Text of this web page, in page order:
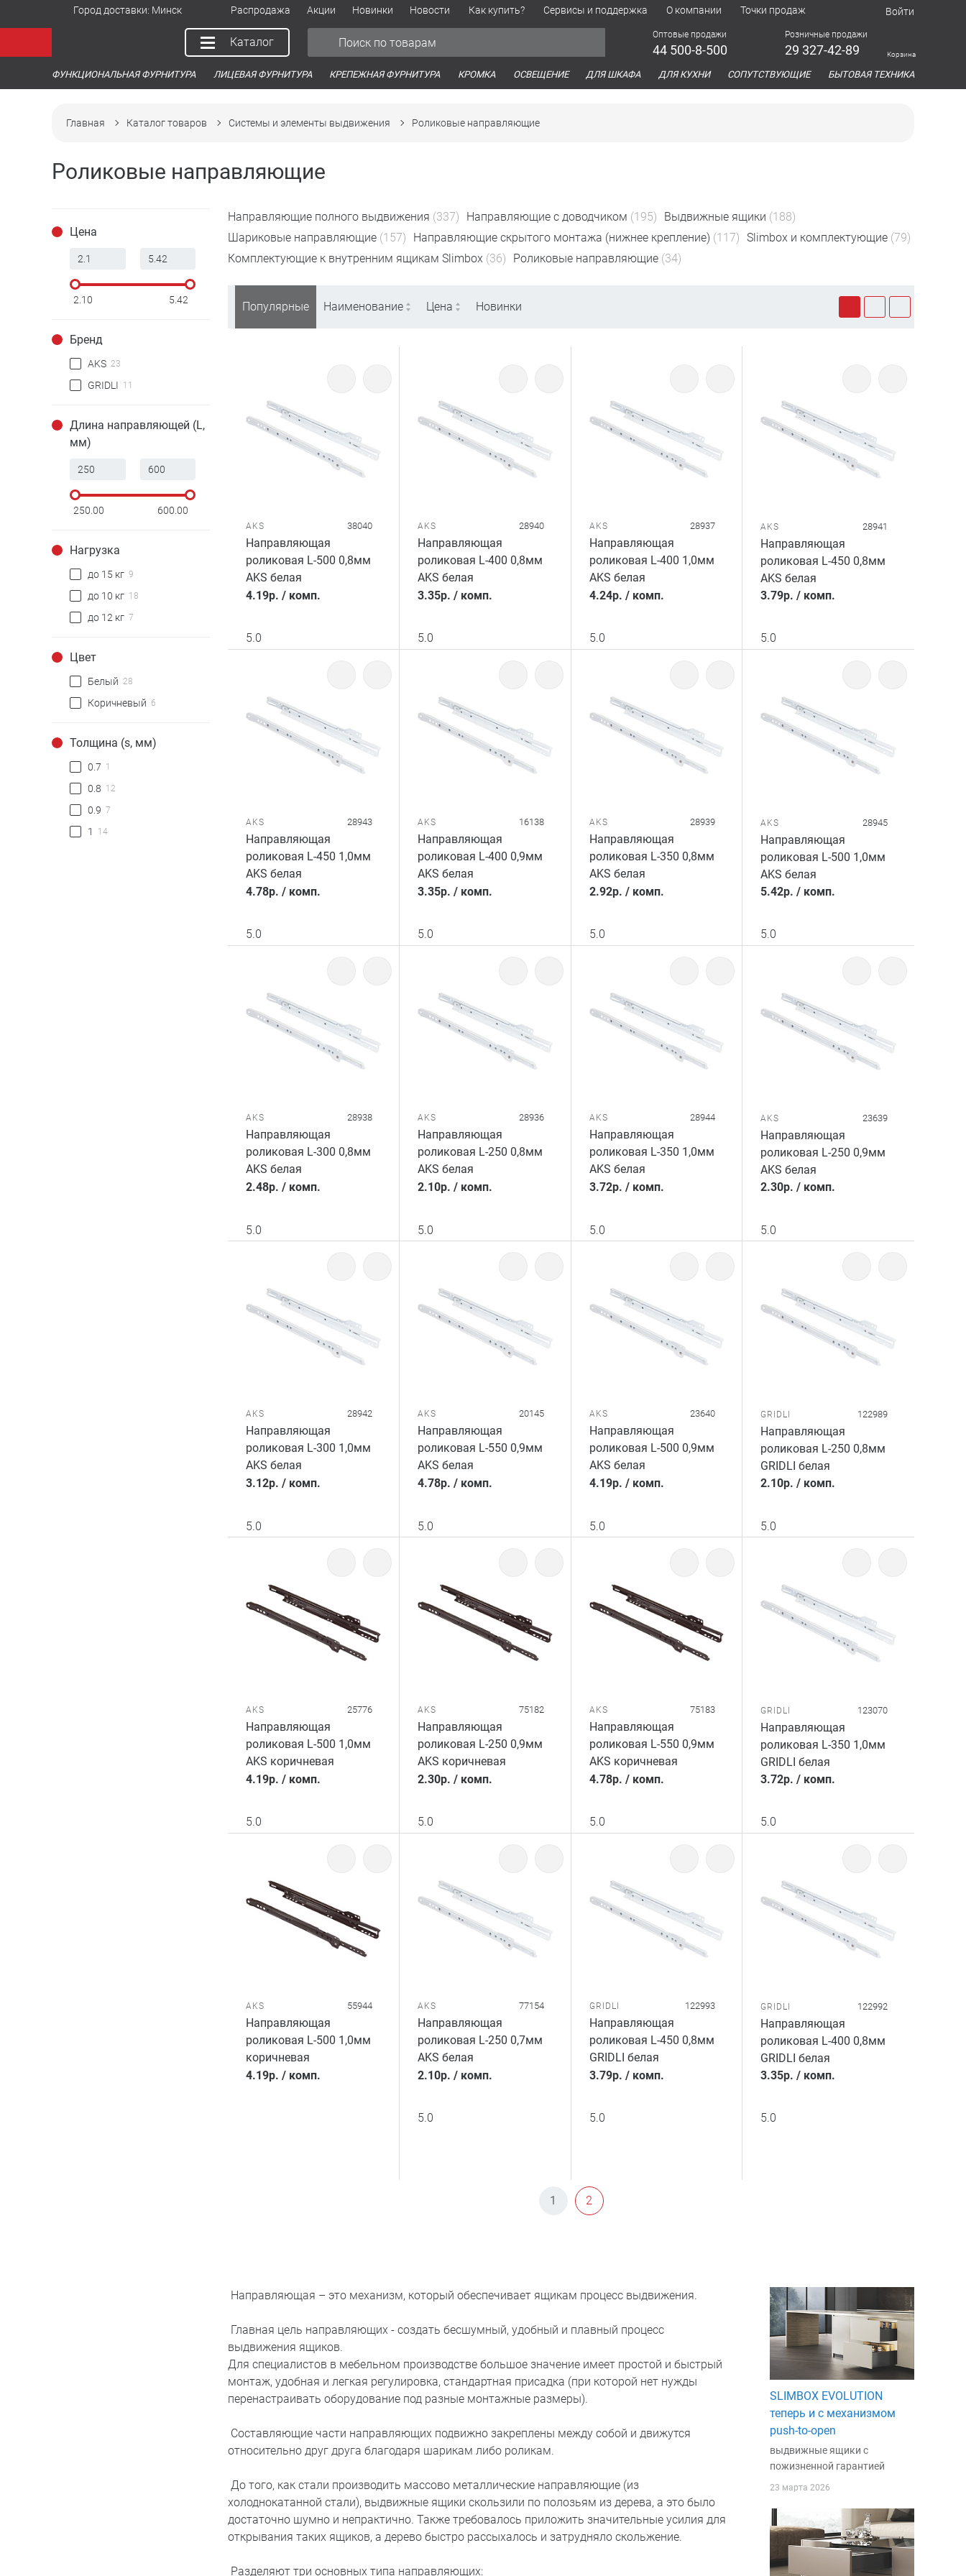
Город доставки: Минск Распродажа Акции Новинки Новости Как купить? Сервисы и поддержка О компании Точки продаж Войти
Каталог
Оптовые продажи
44 500-8-500
Розничные продажи
29 327-42-89 Корзина
ФУНКЦИОНАЛЬНАЯ ФУРНИТУРА ЛИЦЕВАЯ ФУРНИТУРА КРЕПЕЖНАЯ ФУРНИТУРА КРОМКА ОСВЕЩЕНИЕ ДЛЯ ШКАФА ДЛЯ КУХНИ СОПУТСТВУЮЩИЕ БЫТОВАЯ ТЕХНИКА
Главная Каталог товаров Системы и элементы выдвижения Роликовые направляющие
Роликовые направляющие
Цена
2.10 5.42
Бренд
AKS 23
GRIDLI 11
Длина направляющей (L,
мм)
250.00 600.00
Нагрузка
до 15 кг 9
до 10 кг 18
до 12 кг 7
Цвет
Белый 28
Коричневый 6
Толщина (s, мм)
0.7 1
0.8 12
0.9 7
1 14
Направляющие полного выдвижения (337) Направляющие с доводчиком (195) Выдвижные ящики (188)
Шариковые направляющие (157) Направляющие скрытого монтажа (нижнее крепление) (117) Slimbox и комплектующие (79)
Комплектующие к внутренним ящикам Slimbox (36) Роликовые направляющие (34)
Популярные Наименование Цена Новинки
AKS 38040
Направляющая
роликовая L-500 0,8мм
AKS белая
4.19р. / комп.
5.0
AKS 28940
Направляющая
роликовая L-400 0,8мм
AKS белая
3.35р. / комп.
5.0
AKS 28937
Направляющая
роликовая L-400 1,0мм
AKS белая
4.24р. / комп.
5.0
AKS 28941
Направляющая
роликовая L-450 0,8мм
AKS белая
3.79р. / комп.
5.0
AKS 28943
Направляющая
роликовая L-450 1,0мм
AKS белая
4.78р. / комп.
5.0
AKS 16138
Направляющая
роликовая L-400 0,9мм
AKS белая
3.35р. / комп.
5.0
AKS 28939
Направляющая
роликовая L-350 0,8мм
AKS белая
2.92р. / комп.
5.0
AKS 28945
Направляющая
роликовая L-500 1,0мм
AKS белая
5.42р. / комп.
5.0
AKS 28938
Направляющая
роликовая L-300 0,8мм
AKS белая
2.48р. / комп.
5.0
AKS 28936
Направляющая
роликовая L-250 0,8мм
AKS белая
2.10р. / комп.
5.0
AKS 28944
Направляющая
роликовая L-350 1,0мм
AKS белая
3.72р. / комп.
5.0
AKS 23639
Направляющая
роликовая L-250 0,9мм
AKS белая
2.30р. / комп.
5.0
AKS 28942
Направляющая
роликовая L-300 1,0мм
AKS белая
3.12р. / комп.
5.0
AKS 20145
Направляющая
роликовая L-550 0,9мм
AKS белая
4.78р. / комп.
5.0
AKS 23640
Направляющая
роликовая L-500 0,9мм
AKS белая
4.19р. / комп.
5.0
GRIDLI 122989
Направляющая
роликовая L-250 0,8мм
GRIDLI белая
2.10р. / комп.
5.0
AKS 25776
Направляющая
роликовая L-500 1,0мм
AKS коричневая
4.19р. / комп.
5.0
AKS 75182
Направляющая
роликовая L-250 0,9мм
AKS коричневая
2.30р. / комп.
5.0
AKS 75183
Направляющая
роликовая L-550 0,9мм
AKS коричневая
4.78р. / комп.
5.0
GRIDLI 123070
Направляющая
роликовая L-350 1,0мм
GRIDLI белая
3.72р. / комп.
5.0
AKS 55944
Направляющая
роликовая L-500 1,0мм
коричневая
4.19р. / комп.
AKS 77154
Направляющая
роликовая L-250 0,7мм
AKS белая
2.10р. / комп.
5.0
GRIDLI 122993
Направляющая
роликовая L-450 0,8мм
GRIDLI белая
3.79р. / комп.
5.0
GRIDLI 122992
Направляющая
роликовая L-400 0,8мм
GRIDLI белая
3.35р. / комп.
5.0
1 2
Направляющая – это механизм, который обеспечивает ящикам процесс выдвижения.
Главная цель направляющих - создать бесшумный, удобный и плавный процесс
выдвижения ящиков.
Для специалистов в мебельном производстве большое значение имеет простой и быстрый
монтаж, удобная и легкая регулировка, стандартная присадка (при которой нет нужды
перенастраивать оборудование под разные монтажные размеры).
Составляющие части направляющих подвижно закреплены между собой и движутся
относительно друг друга благодаря шарикам либо роликам.
До того, как стали производить массово металлические направляющие (из
холоднокатанной стали), выдвижные ящики скользили по полозьям из дерева, а это было
достаточно шумно и непрактично. Также требовалось приложить значительные усилия для
открывания таких ящиков, а дерево быстро рассыхалось и затрудняло скольжение.
Разделяют три основных типа направляющих:
SLIMBOX EVOLUTION
теперь и с механизмом
push-to-open
выдвижные ящики с
пожизненной гарантией
23 марта 2026